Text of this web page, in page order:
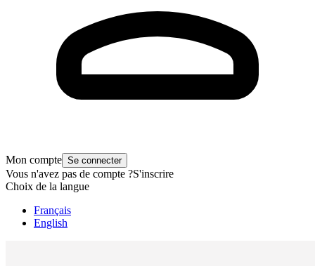
Mon compte Se connecter
Vous n'avez pas de compte ?S'inscrire
Choix de la langue
Français
English